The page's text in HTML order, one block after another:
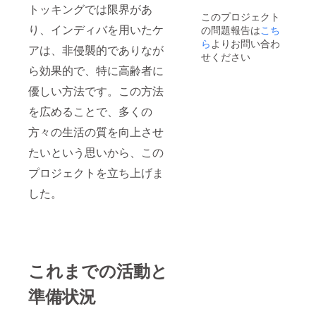
トッキングでは限界があ
り、インディバを用いたケ
アは、非侵襲的でありなが
ら効果的で、特に高齢者に
優しい方法です。この方法
を広めることで、多くの
方々の生活の質を向上させ
たいという思いから、この
プロジェクトを立ち上げま
した。
これまでの活動と
準備状況
このプロジェクト
の問題報告はこち
らよりお問い合わ
せください